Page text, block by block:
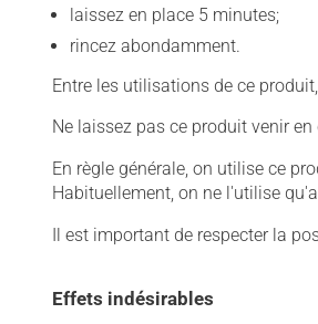
laissez en place 5 minutes;
rincez abondamment.
Entre les utilisations de ce
Ne laissez pas ce produit venir
En règle générale, on utilise ce
Habituellement, on ne l'utilise
Il est important de respecter la
Effets indésirables